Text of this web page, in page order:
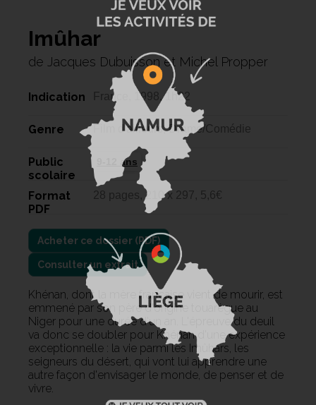
Imûhar
de Jacques Dubuisson et Michel Propper
Indication France, 1998, 1h22
Genre Film d'ailleurs, Drame/Comédie
Public
scolaire
9-12 ans
Format
PDF
28 pages, 210 x 297, 5,6€
Consulter un extrait
Khénan, dont la mère française vient de mourir, est
emmené par son père d'origine touarègue au
Niger pour une durée d'un an. L'épreuve du deuil
va donc se doubler pour Khénan d'une expérience
exceptionnelle : la vie parmi les Imûhars, les
seigneurs du désert, qui vont lui apprendre une
autre façon d'envisager le monde, de penser et de
vivre.